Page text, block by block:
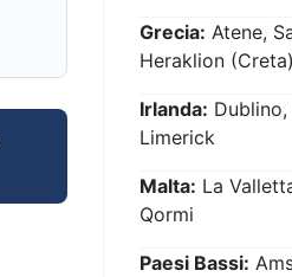
Grecia: Atene,
Heraklion (Creta)
Irlanda:
Limerick
Malta: La
Qormi
Paesi Bassi: